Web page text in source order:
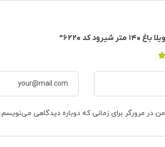
کد ۶۲۲۰”
در مرورگر برای زمانی که دوباره دیدگاهی می‌نویسم.